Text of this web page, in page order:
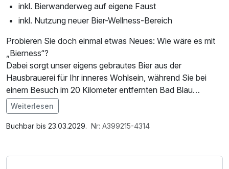
inkl. Bierwanderweg auf eigene Faust
inkl. Nutzung neuer Bier-Wellness-Bereich
Probieren Sie doch einmal etwas Neues: Wie wäre es mit
„Bierness“?
Dabei sorgt unser eigens gebrautes Bier aus der
Hausbrauerei für Ihr inneres Wohlsein, während Sie bei
einem Besuch im 20 Kilometer entfernten Bad Blau
Blaustein, das Ihnen mit der großen Saunalandschaft
Wellness pur bietet, in Ihrem Bierurlaub auch nach
Herzenslust die Seele baumeln lassen können. Lehnen Sie
Im Angebot enthalten
1 Flasche Mineralwasser, Saunatuch, W-LAN Nutzung /
Weiterlesen
Buchbar bis 23.03.2029. Nr: A399215-4314